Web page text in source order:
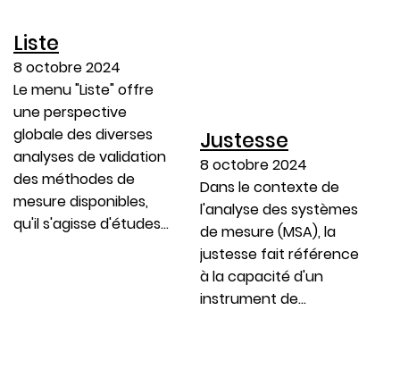
Liste
8 octobre 2024
Le menu "Liste" offre
une perspective
globale des diverses
analyses de validation
des méthodes de
mesure disponibles,
qu'il s'agisse d'études…
Justesse
8 octobre 2024
Dans le contexte de
l'analyse des systèmes
de mesure (MSA), la
justesse fait référence
à la capacité d'un
instrument de…